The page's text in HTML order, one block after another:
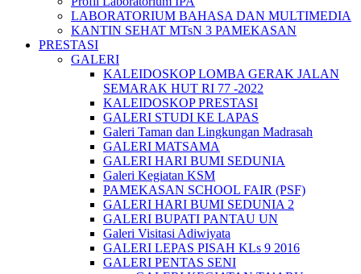
LABORATORIUM BAHASA DAN MULTIMEDIA
KANTIN SEHAT MTsN 3 PAMEKASAN
PRESTASI
GALERI
KALEIDOSKOP LOMBA GERAK JALAN
SEMARAK HUT RI 77 -2022
KALEIDOSKOP PRESTASI
GALERI STUDI KE LAPAS
Galeri Taman dan Lingkungan Madrasah
GALERI MATSAMA
GALERI HARI BUMI SEDUNIA
Galeri Kegiatan KSM
PAMEKASAN SCHOOL FAIR (PSF)
GALERI HARI BUMI SEDUNIA 2
GALERI BUPATI PANTAU UN
Galeri Visitasi Adiwiyata
GALERI LEPAS PISAH KLs 9 2016
GALERI PENTAS SENI